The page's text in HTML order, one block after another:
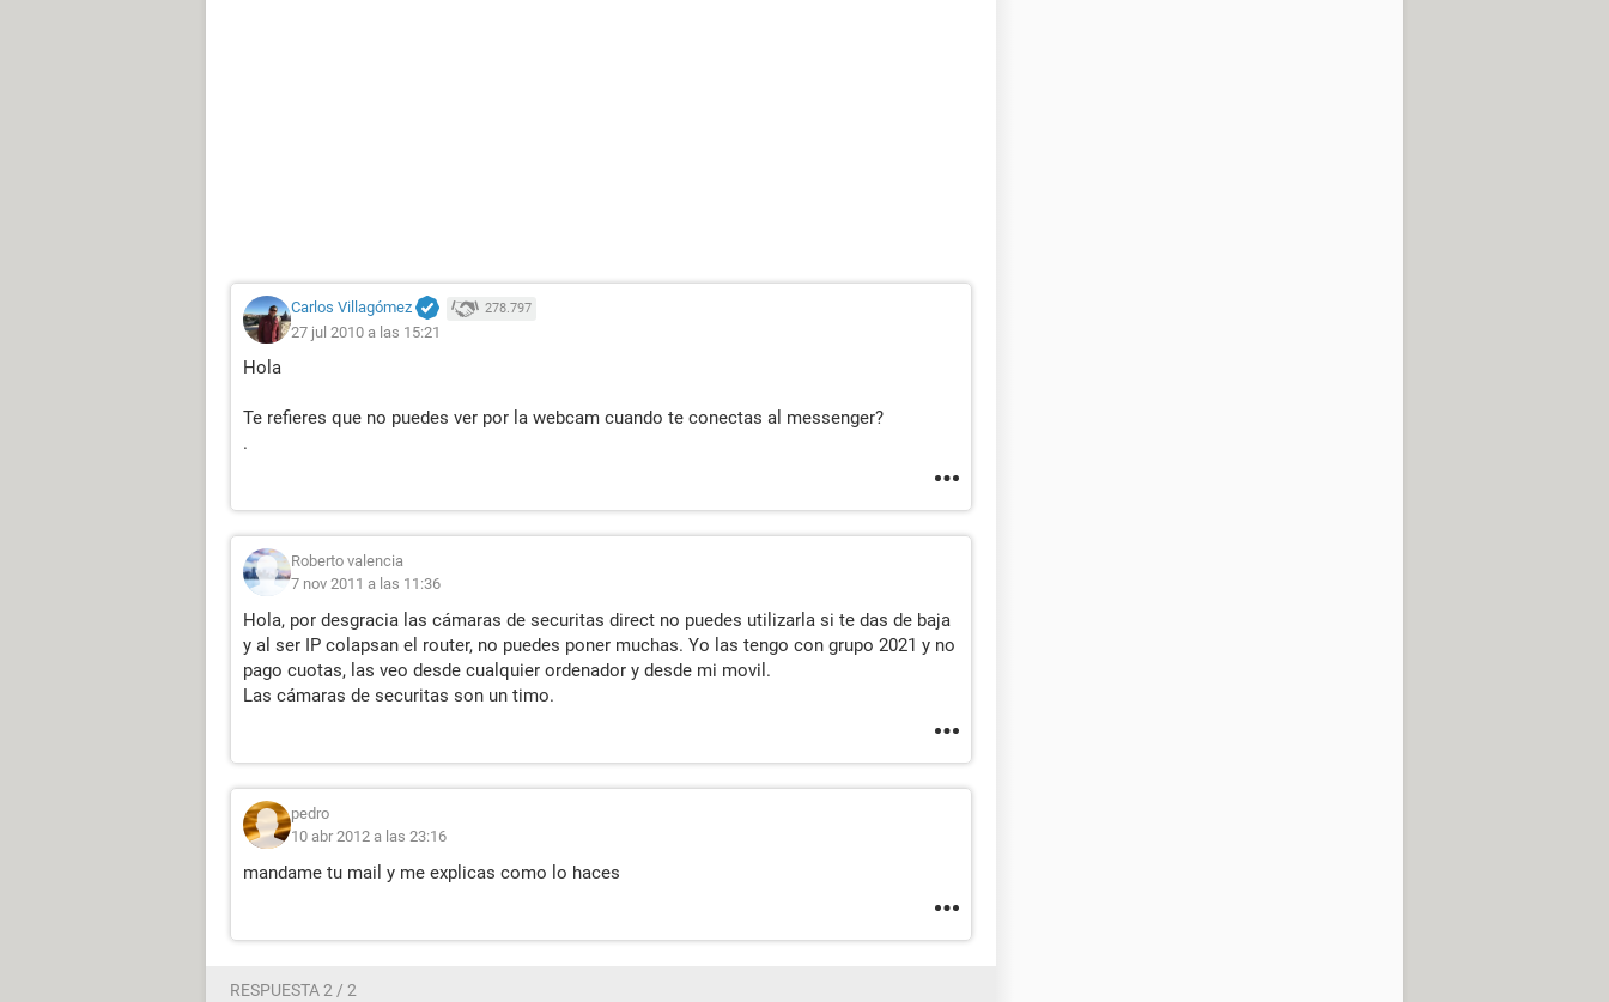
Carlos Villagómez 278.797
27 jul 2010 a las 15:21
Hola
Te refieres que no puedes ver por la webcam cuando te conectas al messenger?
.
Roberto valencia
7 nov 2011 a las 11:36
Hola, por desgracia las cámaras de securitas direct no puedes utilizarla si te das de baja
y al ser IP colapsan el router, no puedes poner muchas. Yo las tengo con grupo 2021 y no
pago cuotas, las veo desde cualquier ordenador y desde mi movil.
Las cámaras de securitas son un timo.
pedro
10 abr 2012 a las 23:16
mandame tu mail y me explicas como lo haces
RESPUESTA 2 / 2